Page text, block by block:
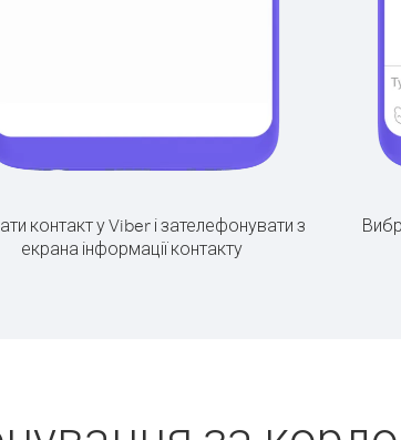
контакт у Viber і зателефонувати з
екрана інформації контакту